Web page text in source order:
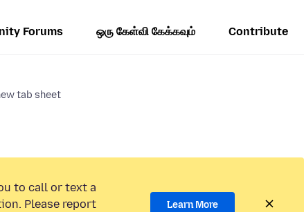
Forums ஒரு கேள்வி கேக்கவும் Contribute
tab sheet
to call or text a
Please report
Learn More